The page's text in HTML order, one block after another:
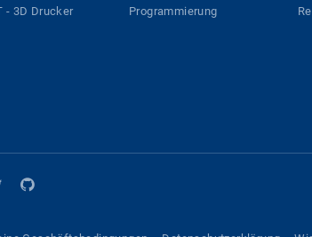
- 3D Drucker Programmierung